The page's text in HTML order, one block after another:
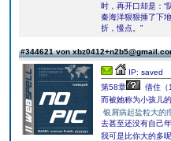
时，再开口却是：“
秦海洋狠狠捶了下
折，慢点。”
#344621 von
IP: saved
第58章
借住（
而被她称为小孩儿的
银屑病起盐粒大的
去甚至还没有自己
我可是比你大的多